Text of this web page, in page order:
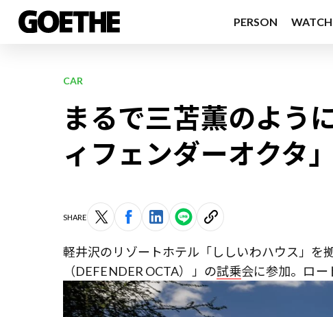
PERSON WATCH
CAR
まるで三苫薫のよう
ィフェンダーオクタ
SHARE
軽井沢のリゾートホテル「ししいわハウス」を
（DEFENDER OCTA）」の試乗会に参加。ロー